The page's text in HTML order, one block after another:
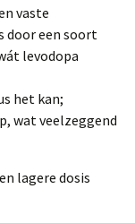
vaste
door een soort
levodopa
het kan;
wat veelzeggend
lagere dosis